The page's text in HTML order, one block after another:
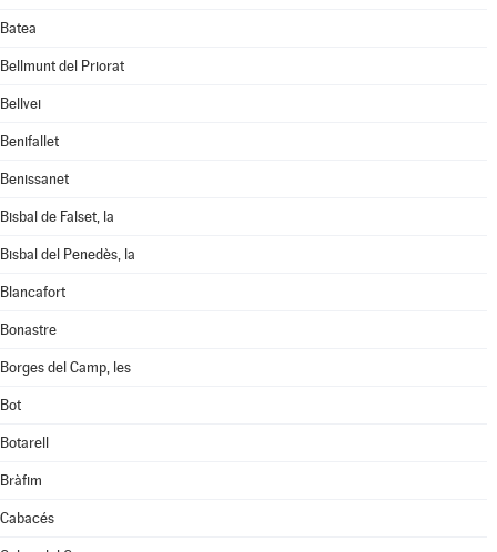
Batea
Bellmunt del Priorat
Bellvei
Benifallet
Benissanet
Bisbal de Falset, la
Bisbal del Penedès, la
Blancafort
Bonastre
Borges del Camp, les
Bot
Botarell
Bràfim
Cabacés